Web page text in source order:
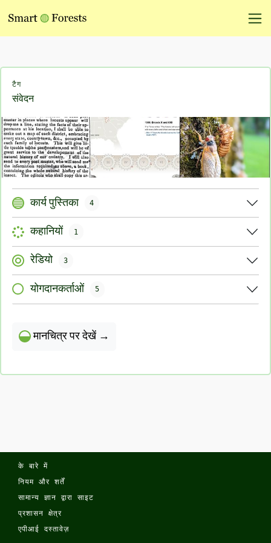
टैग
संवेदन
कार्य पुस्तिका 4
कहानियों 1
रेडियो 3
योगदानकर्ताओं 5
मानचित्र पर देखें →
के बारे में
नियम और शर्तें
सामान्य ज्ञान द्वारा साइट
प्रशासन क्षेत्र
एपीआई दस्तावेज़